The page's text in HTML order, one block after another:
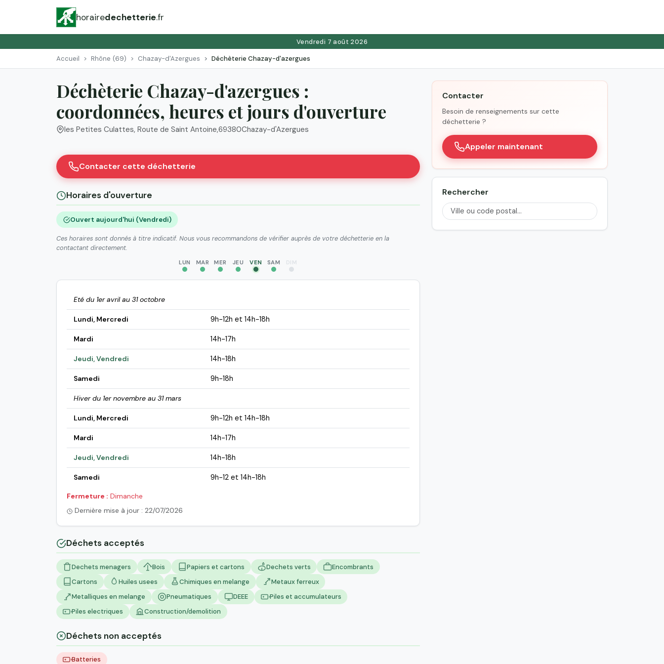
horairedechetterie.fr
Vendredi 7 août 2026
Accueil Rhône (69) Chazay-d'Azergues Déchèterie Chazay-d'azergues
Déchèterie Chazay-d'azergues :
coordonnées, heures et jours d'ouverture
les Petites Culattes, Route de Saint Antoine,69380Chazay-d'Azergues
Contacter cette déchetterie
Horaires d'ouverture
Ouvert aujourd'hui (Vendredi)
Ces horaires sont donnés à titre indicatif. Nous vous recommandons de vérifier auprès de votre déchetterie en la
contactant directement.
LUN MAR MER JEU VEN SAM DIM
Eté du 1er avril au 31 octobre
Lundi, Mercredi 9h-12h et 14h-18h
Mardi 14h-17h
Jeudi, Vendredi 14h-18h
Samedi 9h-18h
Hiver du 1er novembre au 31 mars
Lundi, Mercredi 9h-12h et 14h-18h
Mardi 14h-17h
Jeudi, Vendredi 14h-18h
Samedi 9h-12 et 14h-18h
Fermeture : Dimanche
Dernière mise à jour : 22/07/2026
Déchets acceptés
Dechets menagers Bois Papiers et cartons Dechets verts
Encombrants
Cartons
Huiles usees Chimiques en melange
Metaux ferreux
Metalliques en melange
Pneumatiques DEEE
Piles et accumulateurs
Piles electriques
Construction/demolition
Déchets non acceptés
Batteries
Contacter
Besoin de renseignements sur cette
déchetterie ?
Appeler maintenant
Rechercher